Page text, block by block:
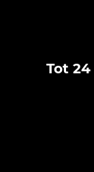
Tot